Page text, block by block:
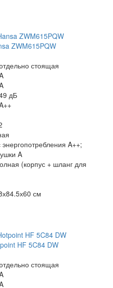
ZWM615PQW
стоящая
дБ
энергопотребления A++;
A
(корпус + шланг для
см
HF 5C84 DW
стоящая